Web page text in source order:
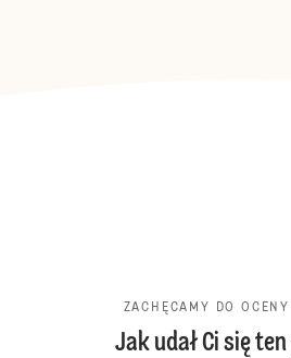
ZACHĘCAMY DO
Jak udał Ci się